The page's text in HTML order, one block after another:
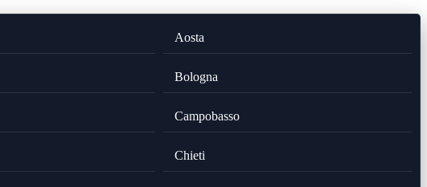
Aosta
Bologna
Campobasso
Chieti